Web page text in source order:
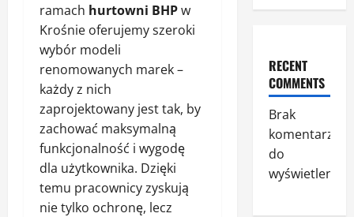
ramach hurtowni BHPw
Krośnie oferujemy szeroki
wybór modeli
renomowanych marek –
każdy z nich
zaprojektowany jest tak, by
zachować maksymalną
funkcjonalność i wygodę
dla użytkownika. Dzięki
temu pracownicy zyskują
nie tylko ochronę, lecz
RECENT
COMMENTS
Brak
komentarzy
do
wyświetlenia.